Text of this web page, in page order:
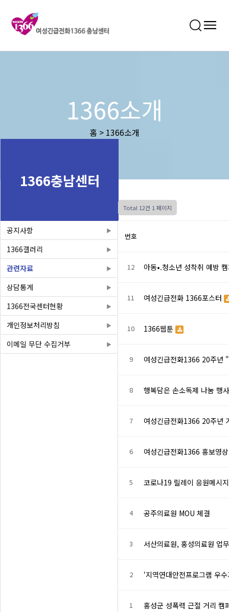
1366소개
홈 > 1366소개
1366충남센터
공지사항
1366갤러리
관련자료
상담통계
1366전국센터현황
개인정보처리방침
이메일 무단 수집거부
Total 12건 1 페이지
번호
12 아동•.청소년 성착취 예방
11 여성긴급전화 1366포스터
10 1366웹툰
9 여성긴급전화1366 20주년
8 행복담은 손소독제 나눔 행사
7 여성긴급전화1366 20주년
6 여성긴급전화1366 홍보영
5 코로나19 릴레이 응원메시지
4 공주의료원 MOU 체결
3 서산의료원, 홍성의료원 업
2 ‘지역연대안전프로그램 우
1 홍성군 성폭력 근절 거리 캠